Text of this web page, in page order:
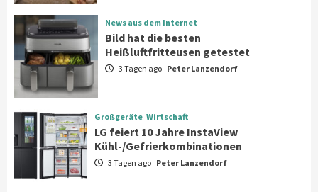
News aus dem Internet
Bild hat die besten Heißluftfritteusen
getestet
3
Großgeräte
LG feiert 10 Jahre InstaView
Kühl-/Gefrierkombinationen
Wirtschaft
electroplus küchenplus und Miele
News aus dem Internet
Bild hat die besten
Heißluftfritteusen getestet
3 Tagen ago Peter Lanzendorf
Großgeräte Wirtschaft
LG feiert 10 Jahre InstaView
Kühl-/Gefrierkombinationen
3 Tagen ago Peter Lanzendorf